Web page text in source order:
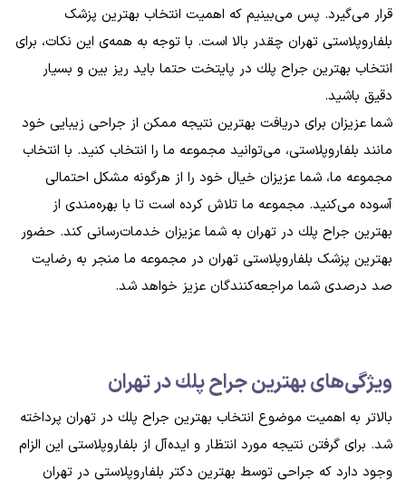
قرار می‌گیرد. پس می‌بینیم که اهمیت انتخاب بهترین پزشک
بلفاروپلاستی تهران چقدر بالا است. با توجه به همه‌ی این نکات، برای
انتخاب بهترين جراح پلك در پایتخت حتما باید ریز بین و بسیار
دقیق باشید.
شما عزیزان برای دریافت بهترین نتیجه ممکن از جراحی زیبایی خود
مانند بلفاروپلاستی، می‌توانید مجموعه ما را انتخاب کنید. با انتخاب
مجموعه ما، شما عزیزان خیال خود را از هرگونه مشکل احتمالی
آسوده می‌کنید. مجموعه ما تلاش کرده است تا با بهره‌مندی از
بهترين جراح پلك در تهران به شما عزیزان خدمات‌رسانی کند. حضور
بهترین پزشک بلفاروپلاستی تهران در مجموعه ما منجر به رضایت
صد درصدی شما مراجعه‌کنندگان عزیز خواهد شد.
ویژگی‌های بهترين جراح پلك در تهران
بالاتر به اهمیت موضوع انتخاب بهترين جراح پلك در تهران پرداخته
شد. برای گرفتن نتیجه مورد انتظار و ایده‌آل از بلفاروپلاستی این الزام
وجود دارد که جراحی توسط بهترین دکتر بلفاروپلاستی در تهران